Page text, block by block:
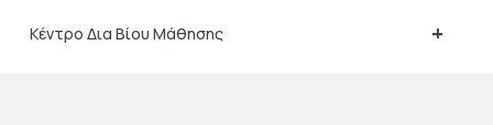
+
Κέντρο Δια Βίου Μάθησης